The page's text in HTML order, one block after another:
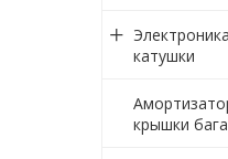
катушки
крышки